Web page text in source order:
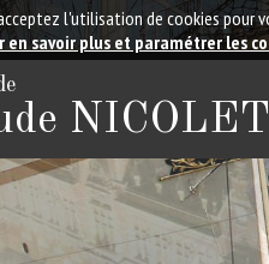
NICOLET
l'utilisation de cookies
en savoir plus et paramétrer les